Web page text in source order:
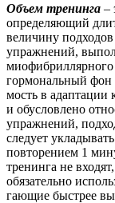
Объем тренинга –
определяющий
величину
уп­раж­не­ний,
миофибриллярного
гормональный
мость в адап­та­ции
и обусловлено
упражнений,
сле­ду­ет
повторением 1
тренинга не
обязательно
га­ю­щие быс­т­рее